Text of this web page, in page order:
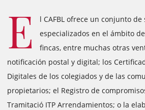
E
l CAFBL ofrece un conjunto de
especializados en el ámbito
fincas, entre muchas otras
notificación postal y digital; los
Digitales de los colegiados y de las
propietarios; el Registro de
Tramitació ITP Arrendamientos; o la